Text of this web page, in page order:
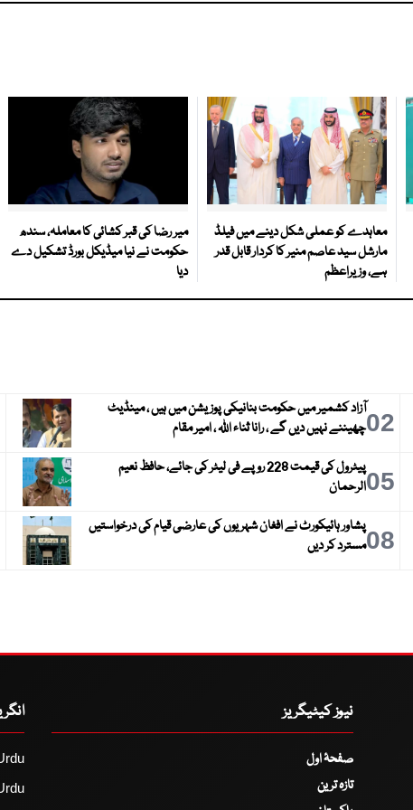
معاہدے کو عملی شکل دینے میں فیلڈ
مارشل سید عاصم منیر کا کردار قابل قدر
ہے، وزیراعظم
میر رضا کی قبر کشائی کا معاملہ، سندھ
حکومت نے نیا میڈیکل بورڈ تشکیل دے
دیا
02آزاد کشمیر میں حکومت بنانیکی پوزیشن میں ہیں ، مینڈیٹ
چھیننے نہیں دیں گے ، رانا ثناء اللہ ، امیر مقام
05
پیٹرول کی قیمت 228 روپے فی لیٹر کی جائے، حافظ نعیم
الرحمان
08پشاور ہائیکورٹ نے افغان شہریوں کی عارضی قیام کی درخواستیں
مسترد کر دیں
نیوز کیٹیگریز
صفحۂ اول
تازہ ترین